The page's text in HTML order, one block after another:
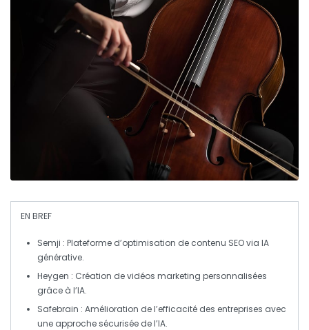
EN BREF
Semji : Plateforme d’optimisation de contenu SEOvia IA
générative.
Heygen : Création devidéos marketing personnalisées
grâce à l’IA.
Safebrain : Amélioration de l’efficacité des entreprises avec
une approche sécurisée de l’IA.